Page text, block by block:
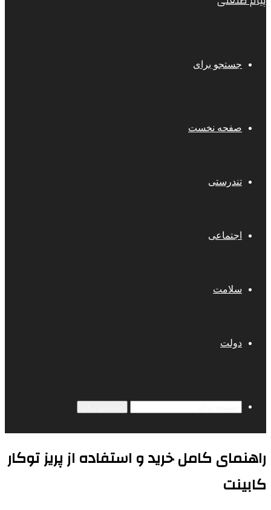
جستجو برای
صفحه نخست
تندرستی
اجتماعی
سلامت
دولت
راهنمای کامل خرید و استفاده از پریز توکار
کابینت